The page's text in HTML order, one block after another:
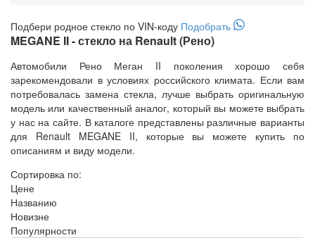
Подбери родное стекло по VIN-коду Подобрать
MEGANE II - стекло на Renault (Рено)
Автомобили Рено Меган II поколения хорошо себя
зарекомендовали в условиях российского климата. Если вам
потребовалась замена стекла, лучше выбрать оригинальную
модель или качественный аналог, который вы можете выбрать
у нас на сайте. В каталоге представлены различные варианты
для Renault MEGANE II, которые вы можете купить по
описаниям и виду модели.
Сортировка по:
Цене
Названию
Новизне
Популярности